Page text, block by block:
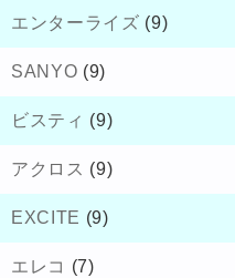
エンターライズ (9)
SANYO (9)
ビスティ (9)
アクロス (9)
EXCITE (9)
エレコ (7)